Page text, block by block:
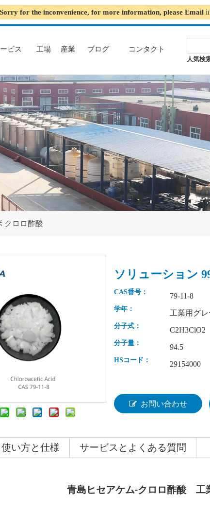
for the inconvenience, for more information, please Email
ビス 工場 産業 ブログ コンタクト
人気検
クロロ酢酸
ソリューション
CAS番号： 79-11-8
学年： 工業用グレ
分子式： C2H3ClO2
分子量： 94.5
HSコード： 29154000
お問い合わせ
使い方と仕様 サービスとよくある質問
青島ヒセアケム-クロロ酢酸工